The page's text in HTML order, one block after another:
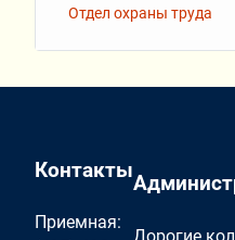
Отдел охраны труда
Контакты
Приемная: